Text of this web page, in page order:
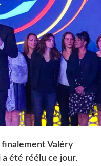
finalement Valéry
a été réélu ce jour.